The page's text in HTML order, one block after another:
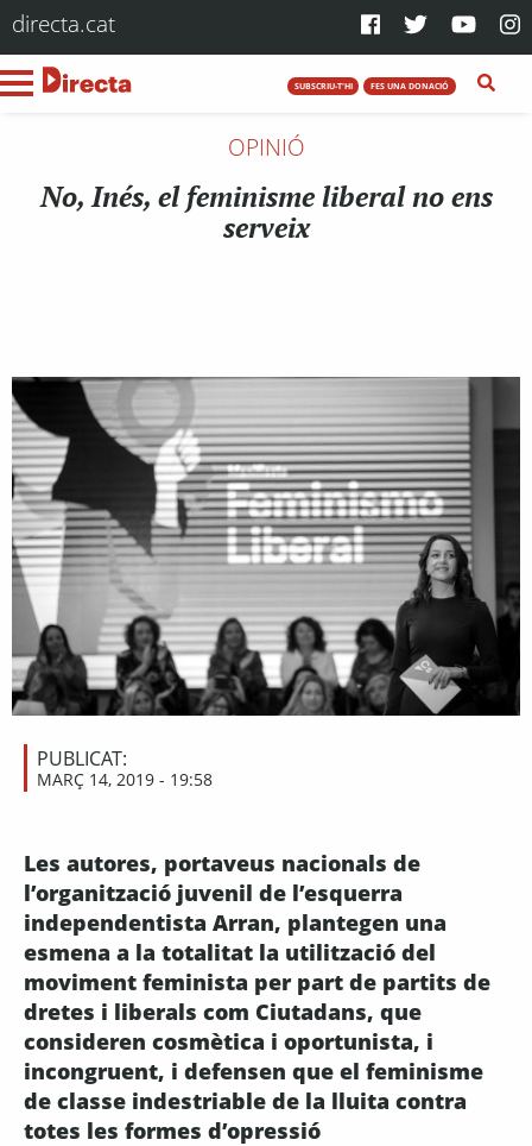
directa.cat
SUBSCRIU-T'HI FES UNA DONACIÓ
OPINIÓ
No, Inés, el feminisme liberal no ens
serveix
PUBLICAT:
MARÇ 14, 2019 - 19:58
Les autores, portaveus nacionals de
l’organització juvenil de l’esquerra
independentista Arran, plantegen una
esmena a la totalitat la utilització del
moviment feminista per part de partits de
dretes i liberals com Ciutadans, que
consideren cosmètica i oportunista, i
incongruent, i defensen que el feminisme
de classe indestriable de la lluita contra
totes les formes d’opressió